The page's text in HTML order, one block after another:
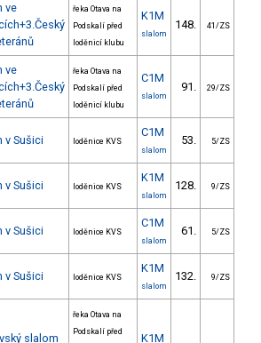
ve
řeka Otava na
Podskalí před
loděnicí klubu
K1M
slalom
148. 41/ZS
ve
řeka Otava na
Podskalí před
loděnicí klubu
C1M
slalom
91. 29/ZS
v Sušici loděnice KVS
C1M
slalom
53. 5/ZS
v Sušici loděnice KVS
K1M
slalom
128. 9/ZS
v Sušici loděnice KVS
C1M
slalom
61. 5/ZS
v Sušici loděnice KVS
K1M
slalom
132. 9/ZS
slalom
řeka Otava na
Podskalí před
K1M